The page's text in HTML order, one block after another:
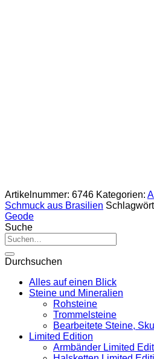
Artikelnummer: 6746 Kategorien:
Schmuck aus Brasilien
Geode
Suche
Suche
nach:
Durchsuchen
Alles auf einen Blick
Steine und Mineralien
Rohsteine
Trommelsteine
Bearbeitete Steine,
Limited Edition
Armbänder Limited